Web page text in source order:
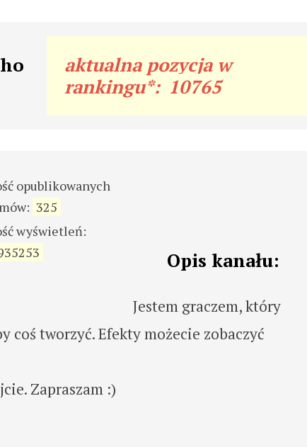
aktualna pozycja w
rankingu*: 10765
opublikowanych
325
wyświetleń:
Opis kanału:
Jestem graczem, który
coś tworzyć. Efekty możecie zobaczyć
Zapraszam :)